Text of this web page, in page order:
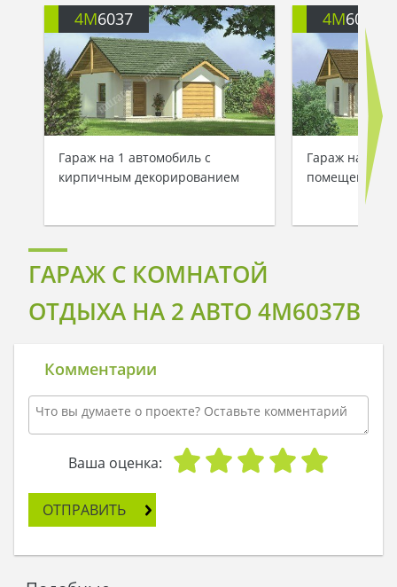
4M6037
Гараж на 1 автомобиль с
кирпичным декорированием
4M6037A
Гараж на 2
помещением
ГАРАЖ С КОМНАТОЙ
ОТДЫХА НА 2 АВТО 4M6037B
Комментарии
Ваша оценка:
ОТПРАВИТЬ